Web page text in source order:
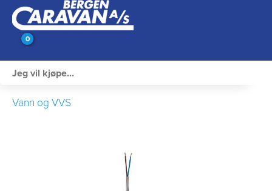
0
Vann og VVS